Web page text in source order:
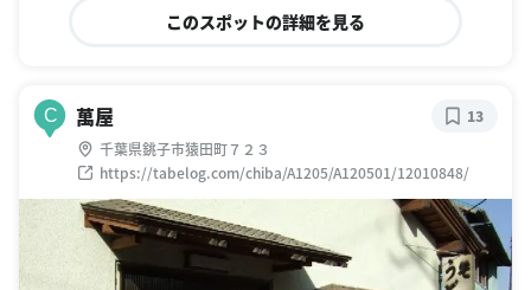
このスポットの詳細を見る
C 萬屋
千葉県銚子市猿田町７２３
https://tabelog.com/chiba/A1205/A120501/12010848/
13